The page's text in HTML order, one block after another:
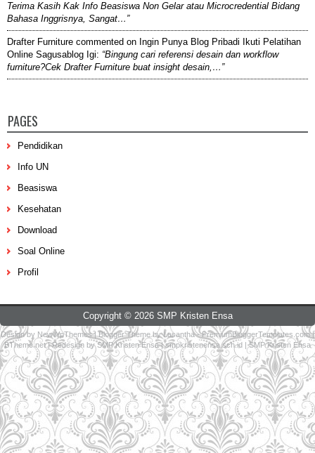
Terima Kasih Kak Info Beasiswa Non Gelar atau Microcredential Bidang
Bahasa Inggrisnya, Sangat…”
Drafter Furniture commented on Ingin Punya Blog Pribadi Ikuti Pelatihan
Online Sagusablog Igi: “Bingung cari referensi desain dan workflow
furniture?Cek Drafter Furniture buat insight desain,…”
PAGES
Pendidikan
Info UN
Beasiswa
Kesehatan
Download
Soal Online
Profil
Copyright © 2026 SMP Kristen Ensa
Design by NewWpThemes| Blogger Theme byLasantha-PremiumBloggerTemplates.com|
BTheme.net| Redesign bySMP Kristen Ensa|smpkristenensa.sch.id |SMP Kristen Ensa